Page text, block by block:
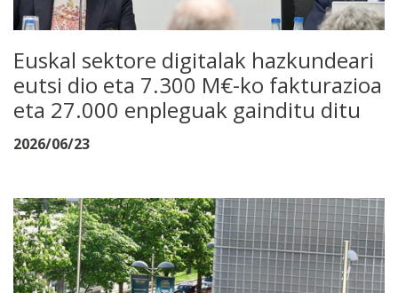
Euskal sektore digitalak hazkundeari
eutsi dio eta 7.300 M€-ko fakturazioa
eta 27.000 enpleguak gainditu ditu
2026/06/23